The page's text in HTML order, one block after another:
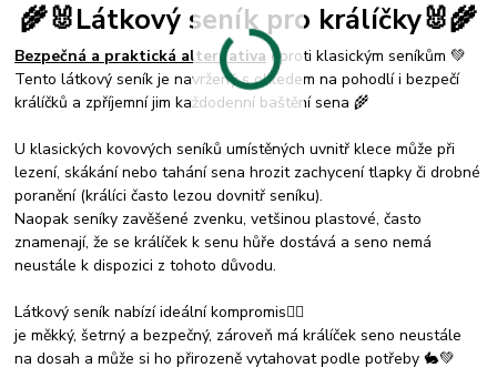
🌾🐰Látkový seník pro králíčky🐰🌾
Bezpečná a praktická alternativa oproti klasickým seníkům 💚
Tento látkový seník je navržený s ohledem na pohodlí i bezpečí
králíčků a zpříjemní jim každodenní baštění sena 🌾
U klasických kovových seníků umístěných uvnitř klece může při
lezení, skákání nebo tahání sena hrozit zachycení tlapky či drobné
poranění (králíci často lezou dovnitř seníku).
Naopak seníky zavěšené zvenku, vetšinou plastové, často
znamenají, že se králíček k senu hůře dostává a seno nemá
neustále k dispozici z tohoto důvodu.
Látkový seník nabízí ideální kompromis☝🏻
je měkký, šetrný a bezpečný, zároveň má králíček seno neustále
na dosah a může si ho přirozeně vytahovat podle potřeby 🐇💚